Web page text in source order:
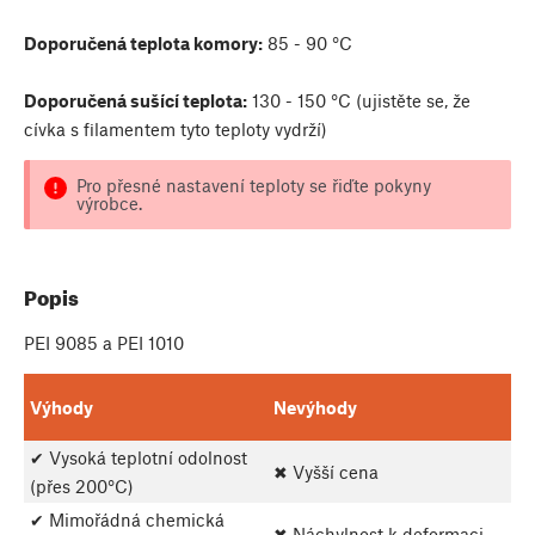
Doporučená teplota komory: 85 - 90 °C
Doporučená sušící teplota: 130 - 150 °C (ujistěte se, že
cívka s filamentem tyto teploty vydrží)
Pro přesné nastavení teploty se řiďte pokyny
výrobce.
Popis
PEI 9085 a PEI 1010
Výhody Nevýhody
✔ Vysoká teplotní odolnost
(přes 200°C)
✖ Vyšší cena
✔ Mimořádná chemická